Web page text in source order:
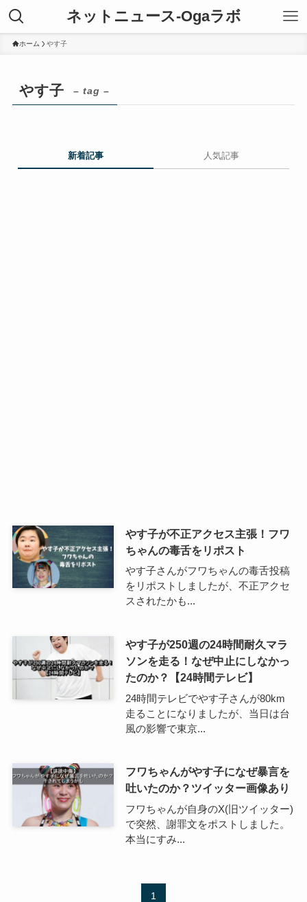
ネットニュース-Ogaラボ
ホーム やす子
やす子 – tag –
新着記事 人気記事
やす子が不正アクセス主張！フワ
ちゃんの毒舌をリポスト
やす子さんがフワちゃんの毒舌投稿
をリポストしましたが、不正アクセ
スされたかも...
やす子が250週の24時間耐久マラ
ソンを走る！なぜ中止にしなかっ
たのか？【24時間テレビ】
24時間テレビでやす子さんが80km
走ることになりましたが、当日は台
風の影響で東京...
フワちゃんがやす子になぜ暴言を
吐いたのか？ツイッター画像あり
フワちゃんが自身のX(旧ツイッター)
で突然、謝罪文をポストしました。
本当にすみ...
1